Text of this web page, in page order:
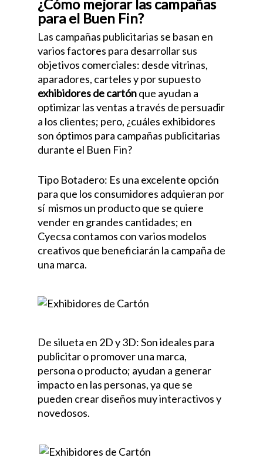
¿Cómo mejorar las campañas
para el Buen Fin?
Las campañas publicitarias se basan en
varios factores para desarrollar sus
objetivos comerciales: desde vitrinas,
aparadores, carteles y por supuesto
exhibidores de cartónque ayudan a
optimizar las ventas a través de persuadir
a los clientes; pero, ¿cuáles exhibidores
son óptimos para campañas publicitarias
durante el Buen Fin?
Tipo Botadero: Es una excelente opción
para que los consumidores adquieran por
sí mismos un producto que se quiere
vender en grandes cantidades; en
Cyecsa contamos con varios modelos
creativos que beneficiarán la campaña de
una marca.
De silueta en 2D y 3D: Son ideales para
publicitar o promover una marca,
persona o producto; ayudan a generar
impacto en las personas, ya que se
pueden crear diseños muy interactivos y
novedosos.